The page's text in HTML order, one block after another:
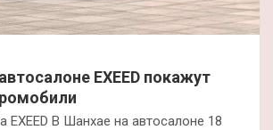
EXEED покажут
EXEED В Шанхае на автосалоне 18